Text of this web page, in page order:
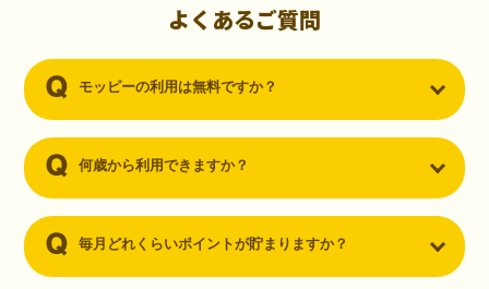
（30代・男性）
ーを知りました。クレジットカードを発行するだけでポイントが貯ま
るならと無料登録して、クレジットカードの発行やアプリダウンロー
よくあるご質問
モッピーの利用は無料ですか？
何歳から利用できますか？
毎月どれくらいポイントが貯まりますか？